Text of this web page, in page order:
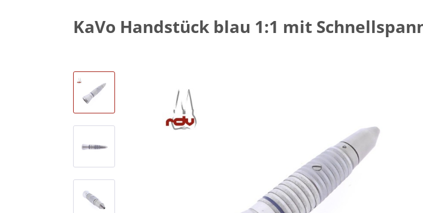
KaVo Handstück blau 1:1 mit